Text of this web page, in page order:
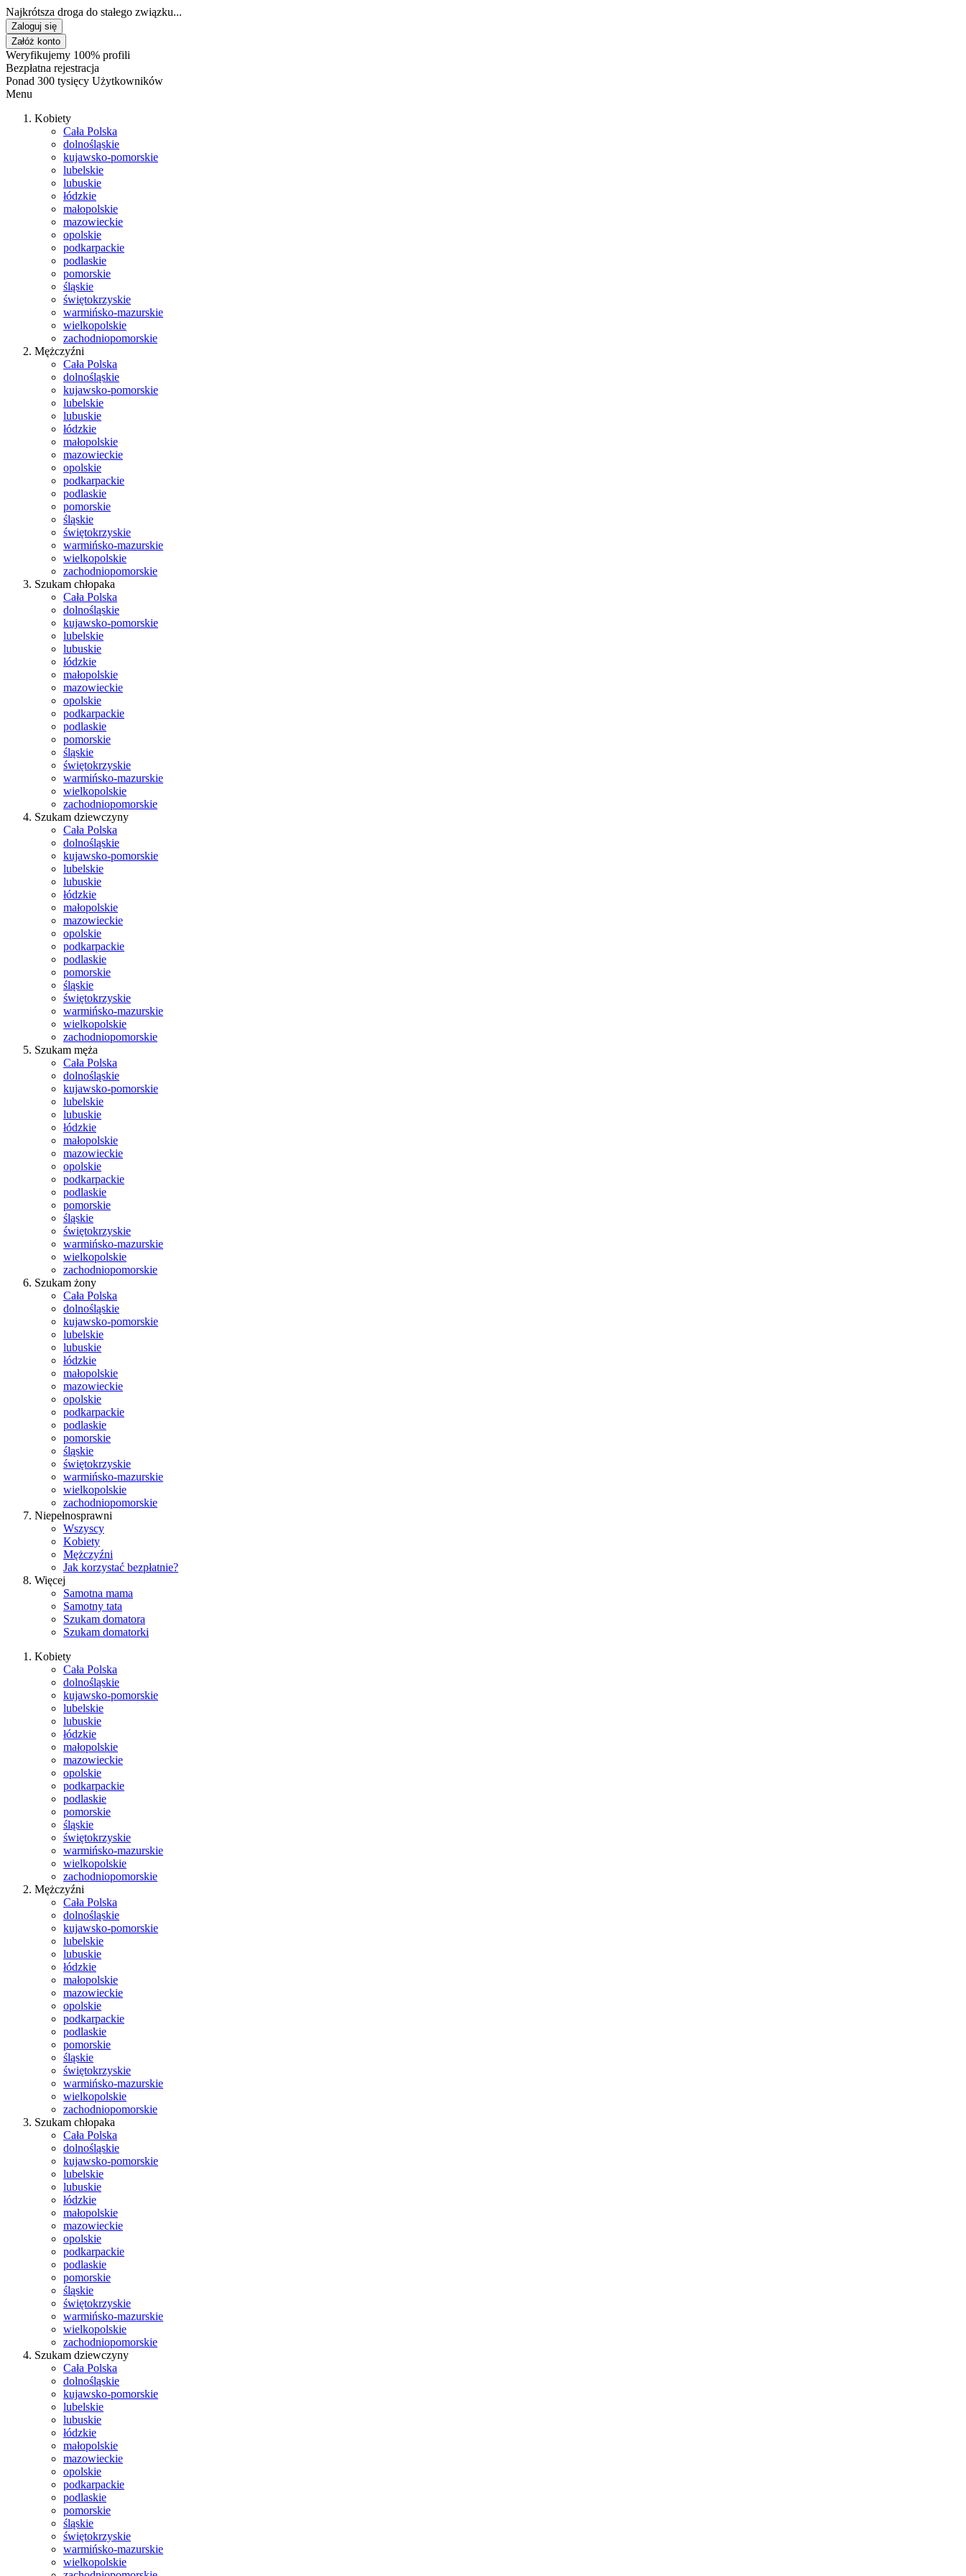
Najkrótsza droga do stałego związku...
Zaloguj się
Załóż konto
Weryfikujemy 100% profili
Bezpłatna rejestracja
Ponad 300 tysięcy Użytkowników
Menu
Kobiety
Cała Polska
dolnośląskie
kujawsko-pomorskie
lubelskie
lubuskie
łódzkie
małopolskie
mazowieckie
opolskie
podkarpackie
podlaskie
pomorskie
śląskie
świętokrzyskie
warmińsko-mazurskie
wielkopolskie
zachodniopomorskie
Mężczyźni
Cała Polska
dolnośląskie
kujawsko-pomorskie
lubelskie
lubuskie
łódzkie
małopolskie
mazowieckie
opolskie
podkarpackie
podlaskie
pomorskie
śląskie
świętokrzyskie
warmińsko-mazurskie
wielkopolskie
zachodniopomorskie
Szukam chłopaka
Cała Polska
dolnośląskie
kujawsko-pomorskie
lubelskie
lubuskie
łódzkie
małopolskie
mazowieckie
opolskie
podkarpackie
podlaskie
pomorskie
śląskie
świętokrzyskie
warmińsko-mazurskie
wielkopolskie
zachodniopomorskie
Szukam dziewczyny
Cała Polska
dolnośląskie
kujawsko-pomorskie
lubelskie
lubuskie
łódzkie
małopolskie
mazowieckie
opolskie
podkarpackie
podlaskie
pomorskie
śląskie
świętokrzyskie
warmińsko-mazurskie
wielkopolskie
zachodniopomorskie
Szukam męża
Cała Polska
dolnośląskie
kujawsko-pomorskie
lubelskie
lubuskie
łódzkie
małopolskie
mazowieckie
opolskie
podkarpackie
podlaskie
pomorskie
śląskie
świętokrzyskie
warmińsko-mazurskie
wielkopolskie
zachodniopomorskie
Szukam żony
Cała Polska
dolnośląskie
kujawsko-pomorskie
lubelskie
lubuskie
łódzkie
małopolskie
mazowieckie
opolskie
podkarpackie
podlaskie
pomorskie
śląskie
świętokrzyskie
warmińsko-mazurskie
wielkopolskie
zachodniopomorskie
Niepełnosprawni
Wszyscy
Kobiety
Mężczyźni
Jak korzystać bezpłatnie?
Więcej
Samotna mama
Samotny tata
Szukam domatora
Szukam domatorki
Kobiety
Cała Polska
dolnośląskie
kujawsko-pomorskie
lubelskie
lubuskie
łódzkie
małopolskie
mazowieckie
opolskie
podkarpackie
podlaskie
pomorskie
śląskie
świętokrzyskie
warmińsko-mazurskie
wielkopolskie
zachodniopomorskie
Mężczyźni
Cała Polska
dolnośląskie
kujawsko-pomorskie
lubelskie
lubuskie
łódzkie
małopolskie
mazowieckie
opolskie
podkarpackie
podlaskie
pomorskie
śląskie
świętokrzyskie
warmińsko-mazurskie
wielkopolskie
zachodniopomorskie
Szukam chłopaka
Cała Polska
dolnośląskie
kujawsko-pomorskie
lubelskie
lubuskie
łódzkie
małopolskie
mazowieckie
opolskie
podkarpackie
podlaskie
pomorskie
śląskie
świętokrzyskie
warmińsko-mazurskie
wielkopolskie
zachodniopomorskie
Szukam dziewczyny
Cała Polska
dolnośląskie
kujawsko-pomorskie
lubelskie
lubuskie
łódzkie
małopolskie
mazowieckie
opolskie
podkarpackie
podlaskie
pomorskie
śląskie
świętokrzyskie
warmińsko-mazurskie
wielkopolskie